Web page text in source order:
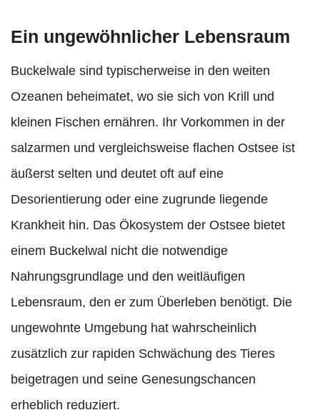
Ein ungewöhnlicher Lebensraum
Buckelwale sind typischerweise in den weiten
Ozeanen beheimatet, wo sie sich von Krill und
kleinen Fischen ernähren. Ihr Vorkommen in der
salzarmen und vergleichsweise flachen Ostsee ist
äußerst selten und deutet oft auf eine
Desorientierung oder eine zugrunde liegende
Krankheit hin. Das Ökosystem der Ostsee bietet
einem Buckelwal nicht die notwendige
Nahrungsgrundlage und den weitläufigen
Lebensraum, den er zum Überleben benötigt. Die
ungewohnte Umgebung hat wahrscheinlich
zusätzlich zur rapiden Schwächung des Tieres
beigetragen und seine Genesungschancen
erheblich reduziert.